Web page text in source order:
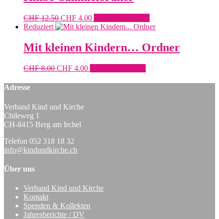
CHF12.50 Ursprünglicher
Preis
CHF 12.50
CHF 4.00Aktueller
Preis
CHF 4.00.
Reduziert
Mit kleinen Kindern… Ordner
CHF8.00 Ursprünglicher
war:
CHF 4.00Aktueller
ist:
Adresse
Verband Kind und Kirche
Chileweg 1
CH-8415 Berg am Irchel
Telefon 052 318 18 32
info@kindundkirche.ch
Über uns
Verband Kind und Kirche
Kontakt
Spenden & Kollekten
Jahresberichte / DV